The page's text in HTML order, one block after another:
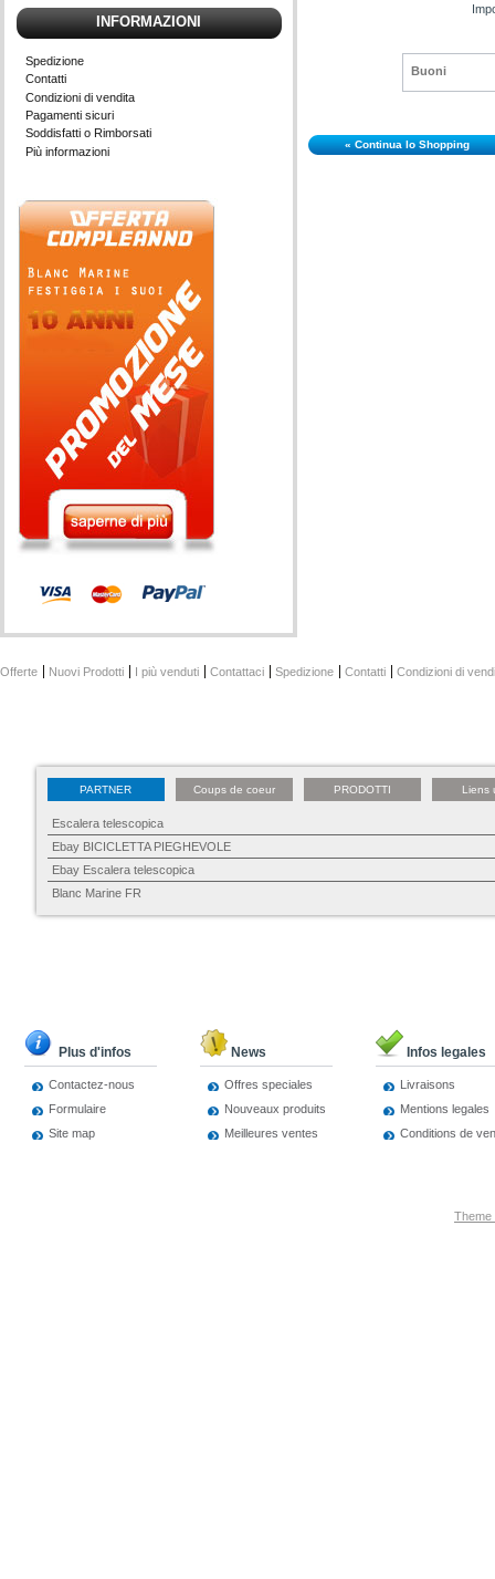
INFORMAZIONI
Spedizione
Contatti
Condizioni di vendita
Pagamenti sicuri
Soddisfatti o Rimborsati
Più informazioni
Buoni
« Continua lo Shopping
Offerte Nuovi Prodotti I più venduti Contattaci Spedizione Contatti Condizioni di
PARTNER Coups de coeur PRODOTTI Liens
Escalera telescopica
Ebay BICICLETTA PIEGHEVOLE
Ebay Escalera telescopica
Blanc Marine FR
Plus d'infos
Contactez-nous
Formulaire
Site map
News
Offres speciales
Nouveaux produits
Meilleures ventes
Infos legales
Livraisons
Mentions legales
Conditions de
Theme